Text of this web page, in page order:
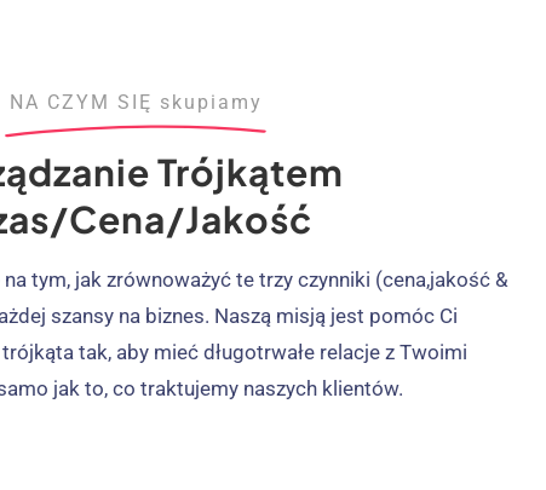
NA CZYM SIĘ skupiamy
Trójkątem
cena/jakość
tym, jak zrównoważyć te trzy czynniki (cena,jakość &
szansy na biznes. Naszą misją jest pomóc Ci
tak, aby mieć długotrwałe relacje z Twoimi
jak to, co traktujemy naszych klientów.